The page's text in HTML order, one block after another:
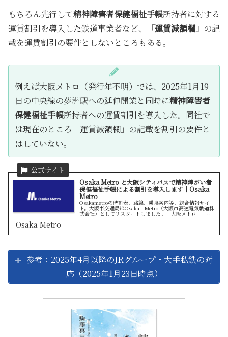
もちろん先行して精神障害者保健福祉手帳所持者に対する
運賃割引を導入した鉄道事業者など、
「運賃減額欄」 の記
載を運賃割引の要件としないところもある。
例えば大阪メトロ（発行年不明）では、2025年1月19
日の中央線の夢洲駅への延伸開業と同時に精神障害者
保健福祉手帳所持者への運賃割引を導入した。同社で
は現在のところ「運賃減額欄」の記載を割引の要件と
はしていない。
Osaka Metro と大阪シティバスで精神障がい者
保健福祉手帳による割引を導入します｜Osaka
Metro
Osakametroの時刻表、路線、乗換案内等、総合情報サイ
ト。大阪市交通局はOsaka Metro（大阪市高速電気軌道株
式会社）としてリスタートしました。「大阪メトロ」「大
Osaka Metro
参考：2025年4月以降のJRグループ・大手私鉄の対
応（2025年1月23日時点）